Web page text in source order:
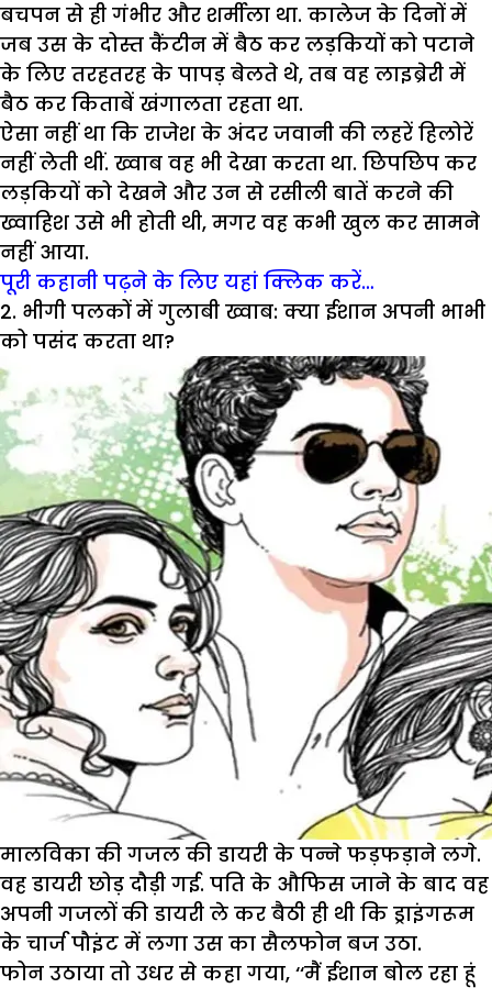
बचपन से ही गंभीर और शर्मीला था. कालेज के दिनों में
जब उस के दोस्त कैंटीन में बैठ कर लड़कियों को पटाने
के लिए तरहतरह के पापड़ बेलते थे, तब वह लाइब्रेरी में
बैठ कर किताबें खंगालता रहता था.
ऐसा नहीं था कि राजेश के अंदर जवानी की लहरें हिलोरें
नहीं लेती थीं. ख्वाब वह भी देखा करता था. छिपछिप कर
लड़कियों को देखने और उन से रसीली बातें करने की
ख्वाहिश उसे भी होती थी, मगर वह कभी खुल कर सामने
नहीं आया.
पूरी कहानी पढ़ने के लिए यहां क्लिक करें…
2. भीगी पलकों में गुलाबी ख्वाब: क्या ईशान अपनी भाभी
को पसंद करता था?
मालविका की गजल की डायरी के पन्ने फड़फड़ाने लगे.
वह डायरी छोड़ दौड़ी गई. पति के औफिस जाने के बाद वह
अपनी गजलों की डायरी ले कर बैठी ही थी कि ड्राइंगरूम
के चार्ज पौइंट में लगा उस का सैलफोन बज उठा.
फोन उठाया तो उधर से कहा गया, ‘‘मैं ईशान बोल रहा हूं